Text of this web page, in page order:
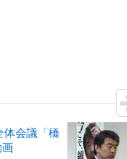
体会議「橋
画